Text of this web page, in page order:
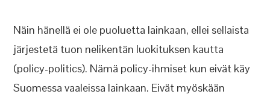
Näin hänellä ei ole puoluetta lainkaan, ellei sellaista
järjestetä tuon nelikentän luokituksen kautta
(policy-politics). Nämä policy-ihmiset kun eivät käy
Suomessa vaaleissa lainkaan. Eivät myöskään